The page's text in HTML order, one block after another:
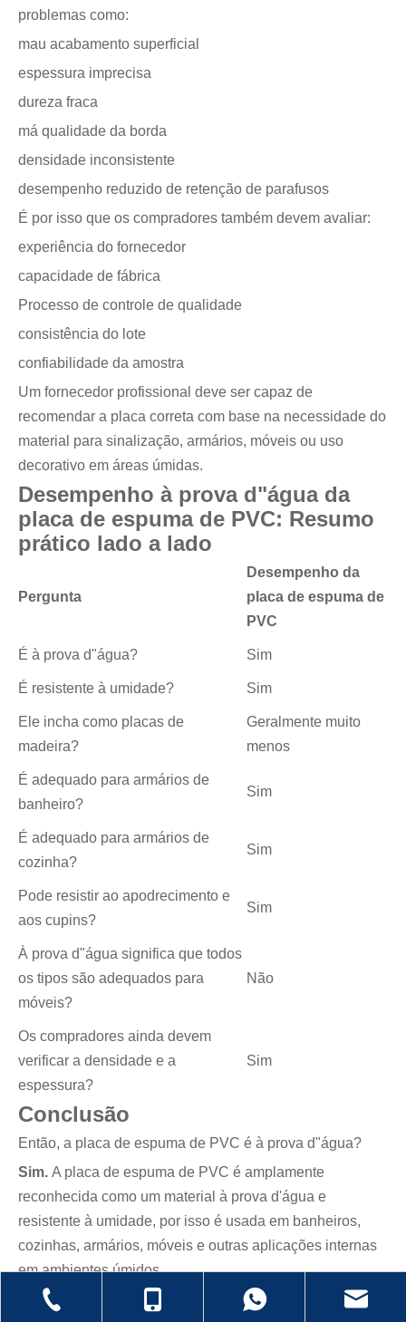
problemas como:
mau acabamento superficial
espessura imprecisa
dureza fraca
má qualidade da borda
densidade inconsistente
desempenho reduzido de retenção de parafusos
É por isso que os compradores também devem avaliar:
experiência do fornecedor
capacidade de fábrica
Processo de controle de qualidade
consistência do lote
confiabilidade da amostra
Um fornecedor profissional deve ser capaz de
recomendar a placa correta com base na necessidade do
material para sinalização, armários, móveis ou uso
decorativo em áreas úmidas.
Desempenho à prova d"água da
placa de espuma de PVC: Resumo
prático lado a lado
Pergunta
Desempenho da
placa de espuma de
PVC
É à prova d"água? Sim
É resistente à umidade? Sim
Ele incha como placas de
madeira?
Geralmente muito
menos
É adequado para armários de
banheiro?
Sim
É adequado para armários de
cozinha?
Sim
Pode resistir ao apodrecimento e
aos cupins?
Sim
À prova d"água significa que todos
os tipos são adequados para
móveis?
Não
Os compradores ainda devem
verificar a densidade e a
espessura?
Sim
Conclusão
Então, a placa de espuma de PVC é à prova d"água?
Sim. A placa de espuma de PVC é amplamente
reconhecida como um material à prova d'água e
resistente à umidade, por isso é usada em banheiros,
cozinhas, armários, móveis e outras aplicações internas
em ambientes úmidos.
Seus principais benefícios incluem: